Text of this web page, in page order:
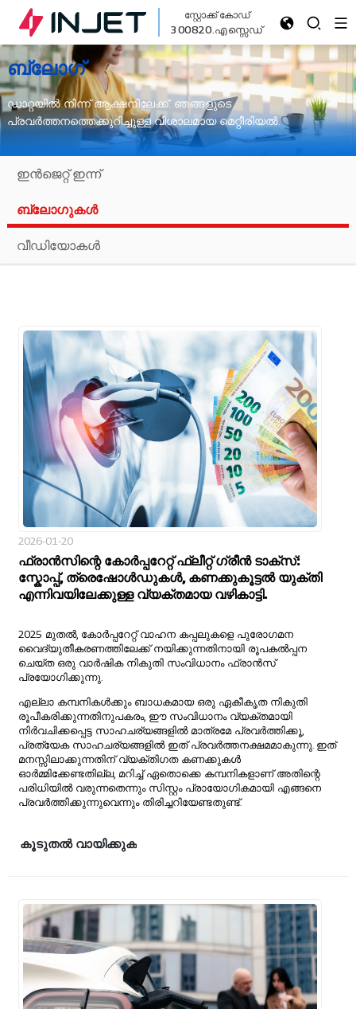
സ്റ്റോക്ക് കോഡ്
300820.എസ്സെഡ്
ബ്ലോഗ്
ഡാറ്റയിൽ നിന്ന് ആക്ഷനിലേക്ക്: ഞങ്ങളുടെ
പ്രവർത്തനത്തെക്കുറിച്ചുള്ള വിശാലമായ മെറ്റീരിയൽ.
ഇൻജെറ്റ് ഇന്ന്
ബ്ലോഗുകൾ
വീഡിയോകൾ
2026-01-20
ഫ്രാൻസിന്റെ കോർപ്പറേറ്റ് ഫ്ലീറ്റ് ഗ്രീൻ ടാക്സ്:
സ്കോപ്പ്, ത്രെഷോൾഡുകൾ, കണക്കുകൂട്ടൽ യുക്തി
എന്നിവയിലേക്കുള്ള വ്യക്തമായ വഴികാട്ടി.
2025 മുതൽ, കോർപ്പറേറ്റ് വാഹന കപ്പലുകളെ പുരോഗമന
വൈദ്യുതീകരണത്തിലേക്ക് നയിക്കുന്നതിനായി രൂപകൽപ്പന
ചെയ്ത ഒരു വാർഷിക നികുതി സംവിധാനം ഫ്രാൻസ്
പ്രയോഗിക്കുന്നു.
എല്ലാ കമ്പനികൾക്കും ബാധകമായ ഒരു ഏകീകൃത നികുതി
രൂപീകരിക്കുന്നതിനുപകരം, ഈ സംവിധാനം വ്യക്തമായി
നിർവചിക്കപ്പെട്ട സാഹചര്യങ്ങളിൽ മാത്രമേ പ്രവർത്തിക്കൂ,
പ്രത്യേക സാഹചര്യങ്ങളിൽ ഇത് പ്രവർത്തനക്ഷമമാകുന്നു. ഇത്
മനസ്സിലാക്കുന്നതിന് വ്യക്തിഗത കണക്കുകൾ
ഓർമ്മിക്കേണ്ടതില്ല, മറിച്ച് ഏതൊക്കെ കമ്പനികളാണ് അതിന്റെ
പരിധിയിൽ വരുന്നതെന്നും സിസ്റ്റം പ്രായോഗികമായി എങ്ങനെ
പ്രവർത്തിക്കുന്നുവെന്നും തിരിച്ചറിയേണ്ടതുണ്ട്.
കൂടുതൽ വായിക്കുക